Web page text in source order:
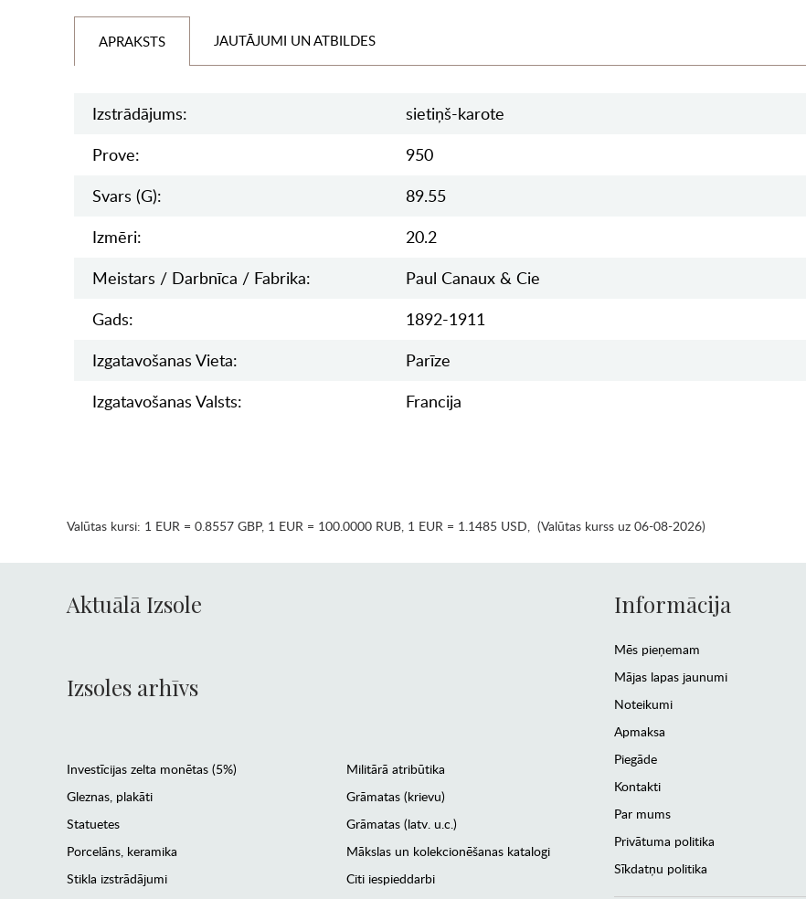
APRAKSTS JAUTĀJUMI UN ATBILDES
Izstrādājums:
sietiņš-karote
Prove:
950
Svars (g):
89.55
Izmēri:
20.2
Meistars / Darbnīca / Fabrika:
Paul Canaux & Cie
Gads:
1892-1911
Izgatavošanas Vieta:
Parīze
Izgatavošanas Valsts:
Francija
Valūtas kursi: 1 EUR = 0.8557 GBP, 1 EUR = 100.0000 RUB, 1 EUR = 1.1485 USD, (Valūtas kurss uz 06-08-2026)
Aktuālā Izsole
Izsoles arhīvs
Investīcijas zelta monētas (5%)
Gleznas, plakāti
Statuetes
Porcelāns, keramika
Stikla izstrādājumi
Militārā atribūtika
Grāmatas (krievu)
Grāmatas (latv. u.c.)
Mākslas un kolekcionēšanas katalogi
Citi iespieddarbi
Informācija
Mēs pieņemam
Mājas lapas jaunumi
Noteikumi
Apmaksa
Piegāde
Kontakti
Par mums
Privātuma politika
Sīkdatņu politika